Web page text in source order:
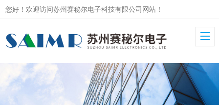
您好！欢迎访问苏州赛秘尔电子科技有限公司网站！